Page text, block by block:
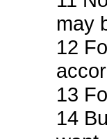
may
12
13
14